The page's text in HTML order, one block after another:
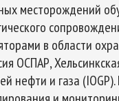
месторождений
в области
ОСПАР,
нефти и газа